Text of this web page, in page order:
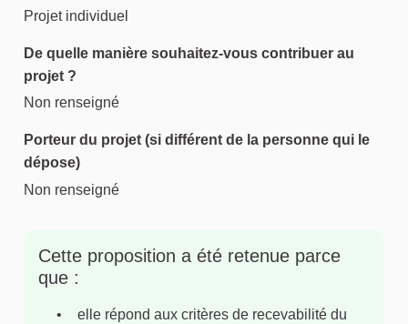
Projet individuel
De quelle manière souhaitez-vous contribuer au
projet ?
Non renseigné
Porteur du projet (si différent de la personne qui le
dépose)
Non renseigné
Cette proposition a été retenue parce
que :
elle répond aux critères de recevabilité du